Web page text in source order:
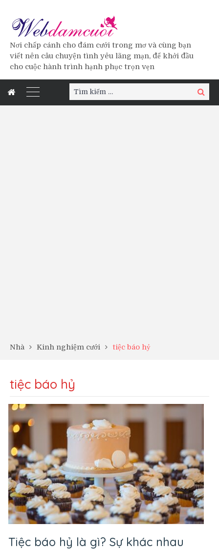
Nơi chấp cánh cho đám cưới trong mơ và cùng bạn
viết nên câu chuyện tình yêu lãng mạn, để khởi đầu
cho cuộc hành trình hạnh phục trọn vẹn
Tìm
kiếm:
Tìm
kiếm
Nhà Kinh nghiệm cưới tiệc báo hỷ
tiệc báo hỷ
Tiệc báo hỷ là gì? Sự khác nhau